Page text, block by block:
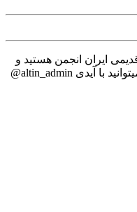
ایران انجمن هستید و
امکان ورود به سایت را ندارید، میتوانید با آیدی altin_admin@